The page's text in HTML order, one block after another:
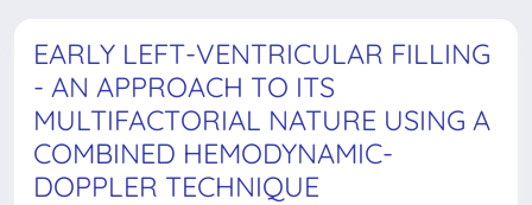
EARLY LEFT-VENTRICULAR FILLING
- AN APPROACH TO ITS
MULTIFACTORIAL NATURE USING A
COMBINED HEMODYNAMIC-
DOPPLER TECHNIQUE